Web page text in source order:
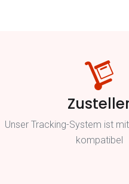
Unser Tracking-System ist
kompatibel